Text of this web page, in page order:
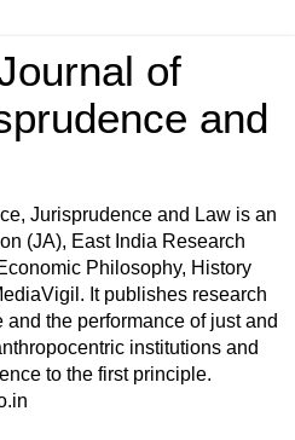
of
and
Jurisprudence and Law is an
(JA), East India Research
Philosophy, History
It publishes research
the performance of just and
institutions and
to the first principle.